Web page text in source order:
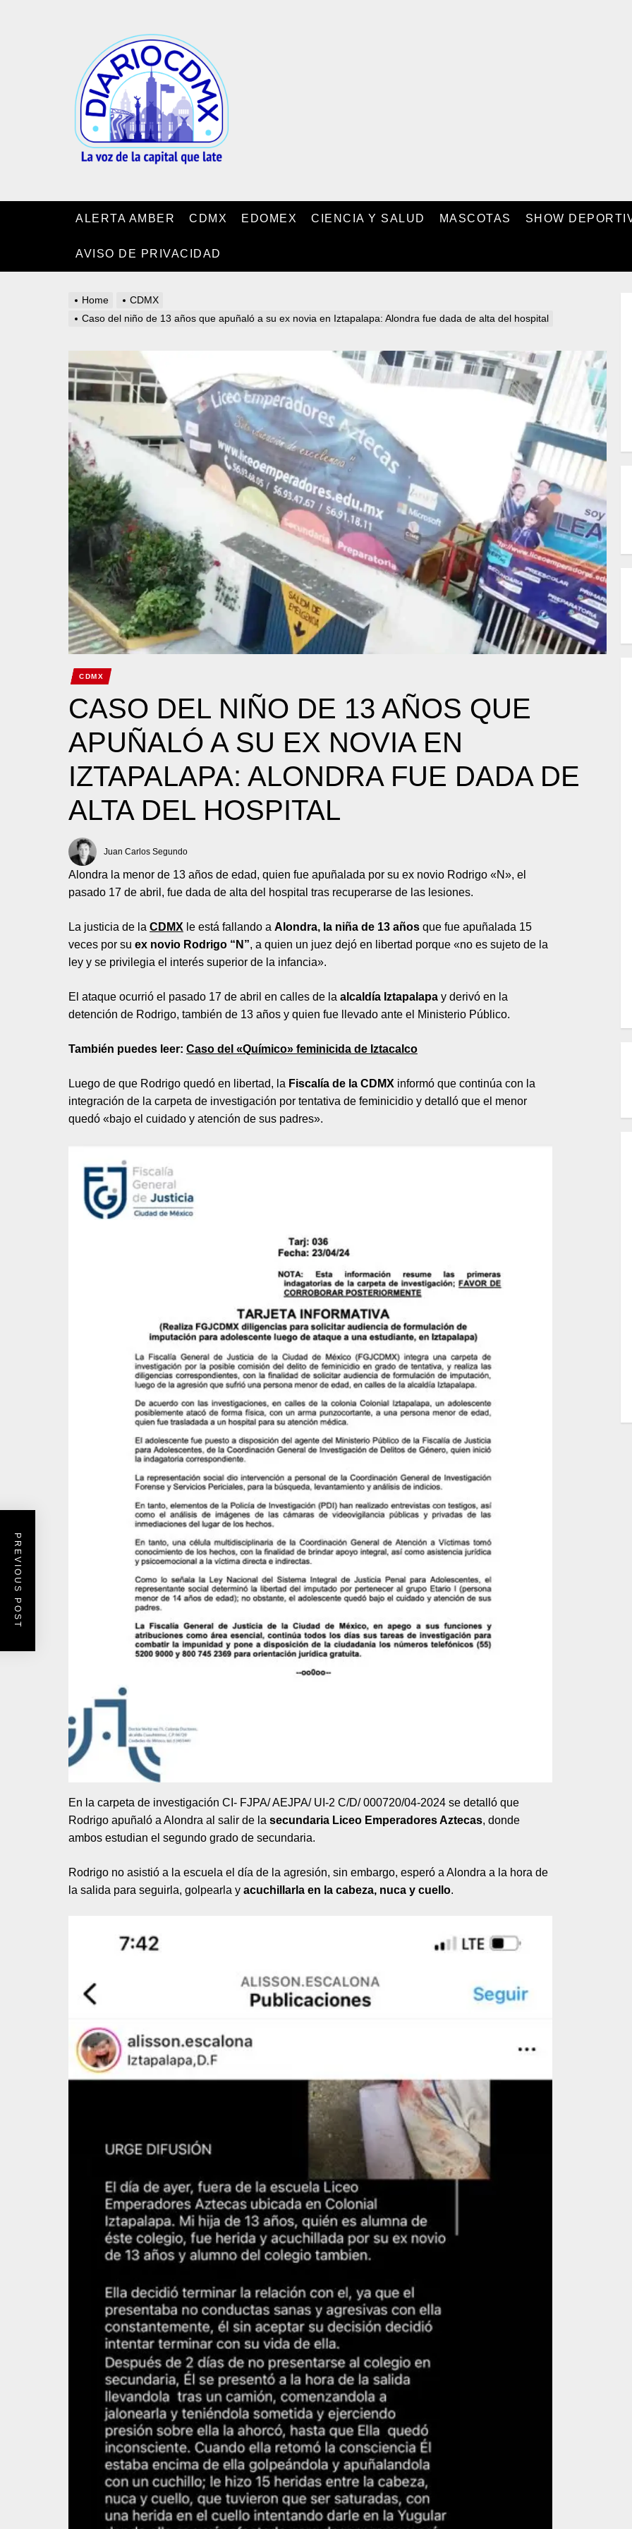
ALERTA AMBER CDMX EDOMEX CIENCIA Y SALUD MASCOTAS SHOW
AVISO DE PRIVACIDAD
Home
CDMX
Caso del niño de 13 años que apuñaló a su ex novia en Iztapalapa: Alondra fue dada de alta del hospital
CDMX
CASO DEL NIÑO DE 13 AÑOS QUE
APUÑALÓ A SU EX NOVIA EN
IZTAPALAPA: ALONDRA FUE DADA DE
ALTA DEL HOSPITAL
Juan Carlos Segundo
Alondra la menor de 13 años de edad, quien fue apuñalada por su ex novio Rodrigo «N», el
pasado 17 de abril, fue dada de alta del hospital tras recuperarse de las lesiones.
La justicia de la CDMX le está fallando a Alondra, la niña de 13 años que fue apuñalada 15
veces por su ex novio Rodrigo “N”, a quien un juez dejó en libertad porque «no es sujeto de la
ley y se privilegia el interés superior de la infancia».
El ataque ocurrió el pasado 17 de abril en calles de la alcaldía Iztapalapa y derivó en la
detención de Rodrigo, también de 13 años y quien fue llevado ante el Ministerio Público.
También puedes leer: Caso del «Químico» feminicida de Iztacalco
Luego de que Rodrigo quedó en libertad, la Fiscalía de la CDMX informó que continúa con la
integración de la carpeta de investigación por tentativa de feminicidio y detalló que el menor
quedó «bajo el cuidado y atención de sus padres».
En la carpeta de investigación CI- FJPA/ AEJPA/ UI-2 C/D/ 000720/04-2024 se detalló que
Rodrigo apuñaló a Alondra al salir de la secundaria Liceo Emperadores Aztecas, donde
ambos estudian el segundo grado de secundaria.
Rodrigo no asistió a la escuela el día de la agresión, sin embargo, esperó a Alondra a la hora de
la salida para seguirla, golpearla y acuchillarla en la cabeza, nuca y cuello.
PREVIOUS POST